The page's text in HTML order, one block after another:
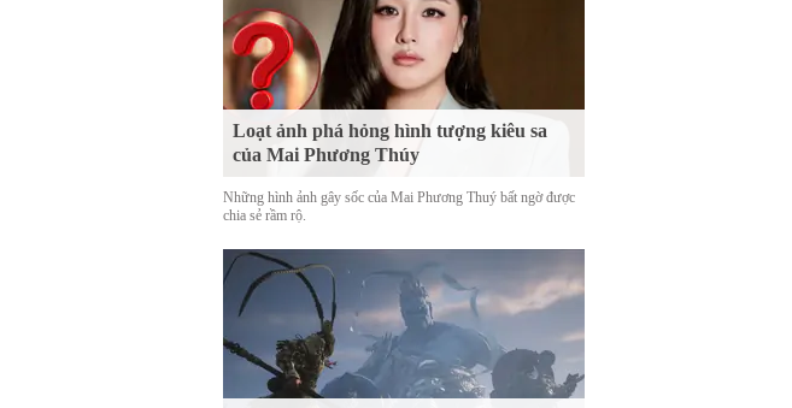
Loạt ảnh phá hỏng hình tượng kiêu sa
của Mai Phương Thúy
Những hình ảnh gây sốc của Mai Phương Thuý bất ngờ được
chia sẻ rầm rộ.